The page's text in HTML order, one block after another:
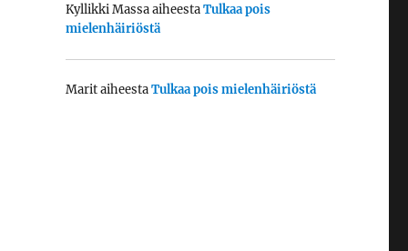
Kyllikki MassaaiheestaTulkaa pois
mielenhäiriöstä
MaritaiheestaTulkaa pois mielenhäiriöstä